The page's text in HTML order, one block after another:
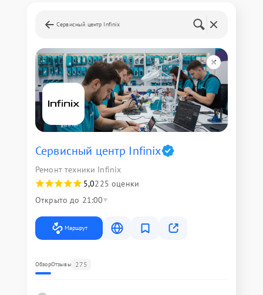
Сервисный центр Infinix
Сервисный центр Infinix
Ремонт техники Infinix
5,0225 оценки
Открыто до 21:00
Маршрут
ОбзорОтзывы 275